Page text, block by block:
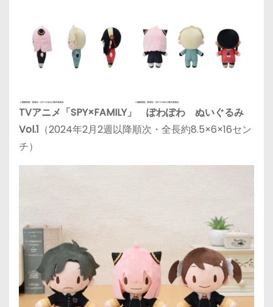
TVアニメ「SPY×FAMILY」 ぽわぽわ ぬいぐるみ
Vol.1 （2024年2月2週以降順次・全長約8.5×6×16セン
チ）